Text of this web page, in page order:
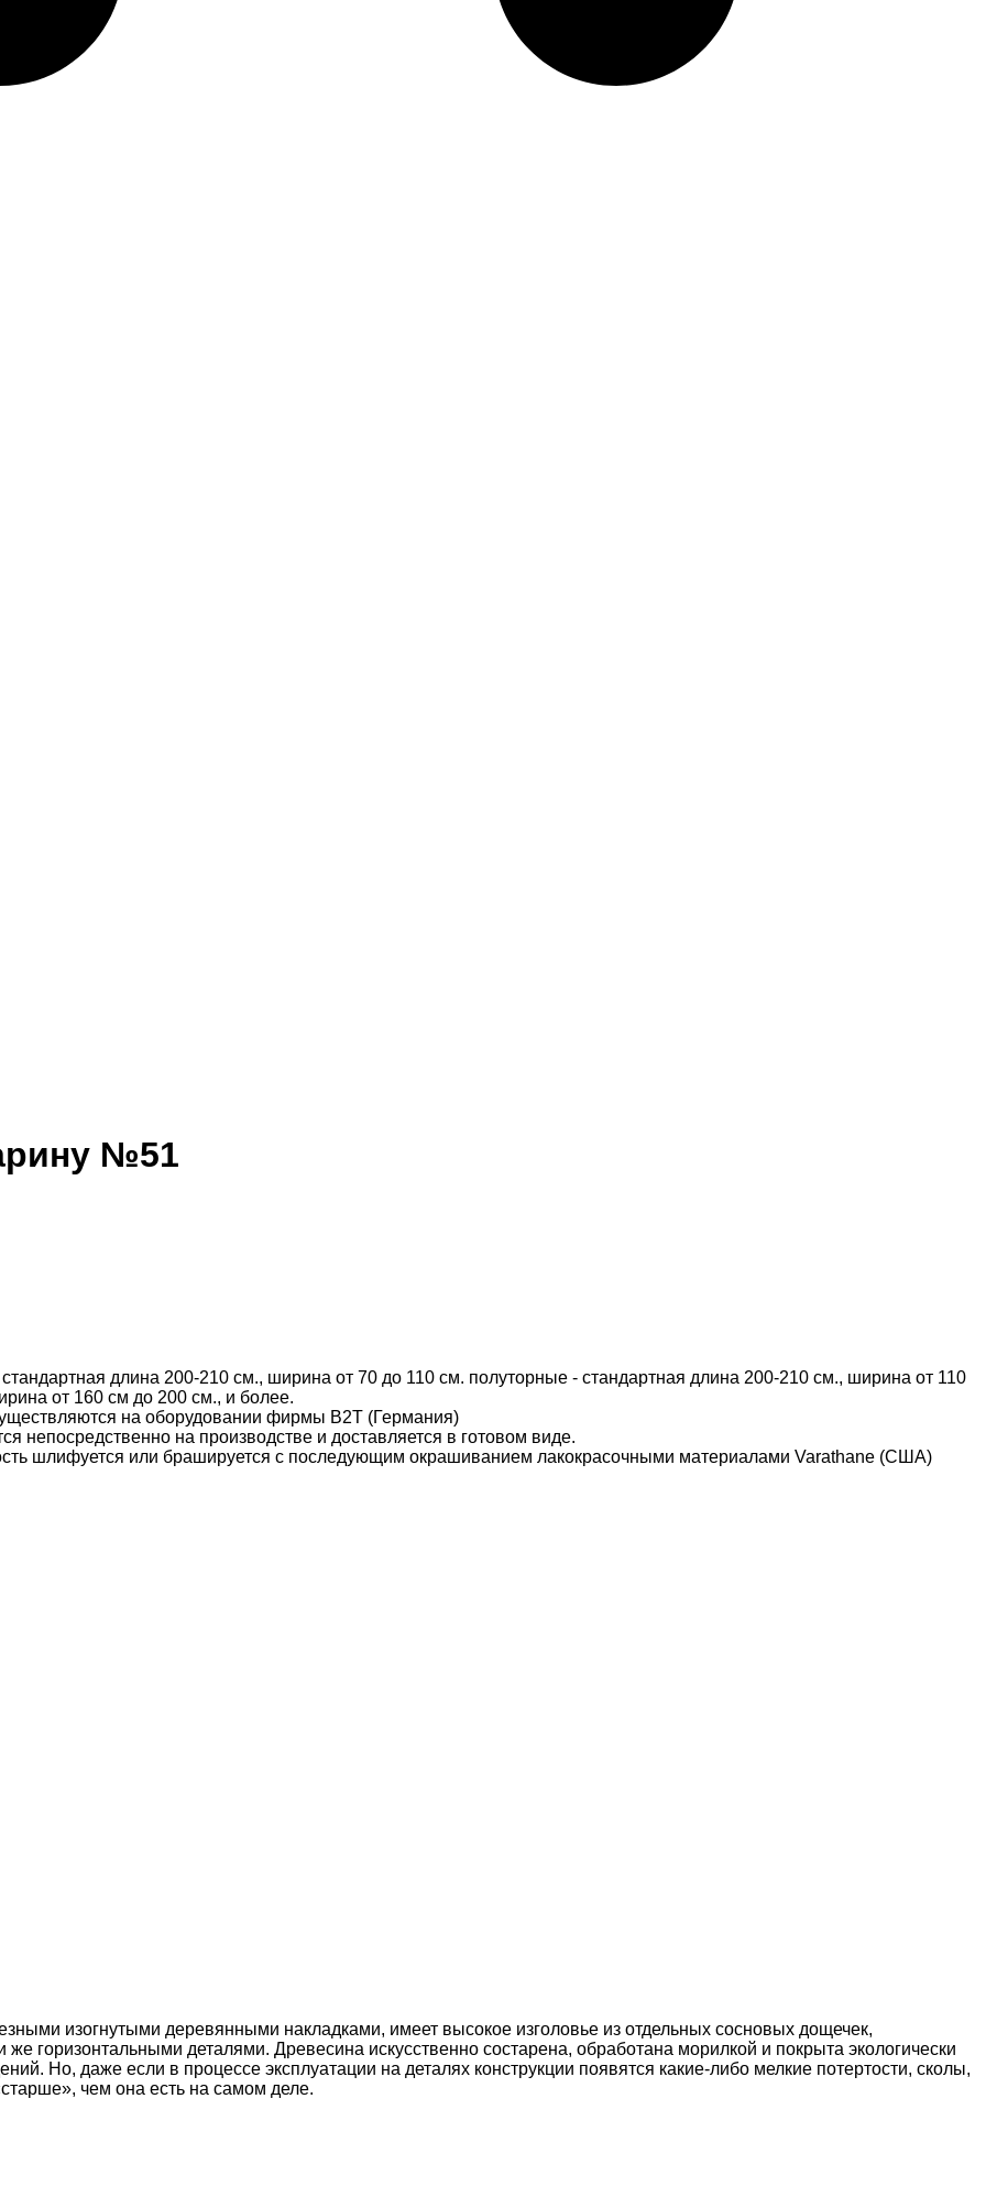
№51
длина 200-210 см., ширина от 70 до 110 см. полуторные - стандартная длина 200-210 см., ширина от 110
от 160 см до 200 см., и более.
на оборудовании фирмы B2T (Германия)
непосредственно на производстве и доставляется в готовом виде.
шлифуется или брашируется с последующим окрашиванием лакокрасочными материалами Varathane (США)
изогнутыми деревянными накладками, имеет высокое изголовье из отдельных сосновых дощечек,
горизонтальными деталями. Древесина искусственно состарена, обработана морилкой и покрыта экологически
Но, даже если в процессе эксплуатации на деталях конструкции появятся какие-либо мелкие потертости, сколы,
чем она есть на самом деле.